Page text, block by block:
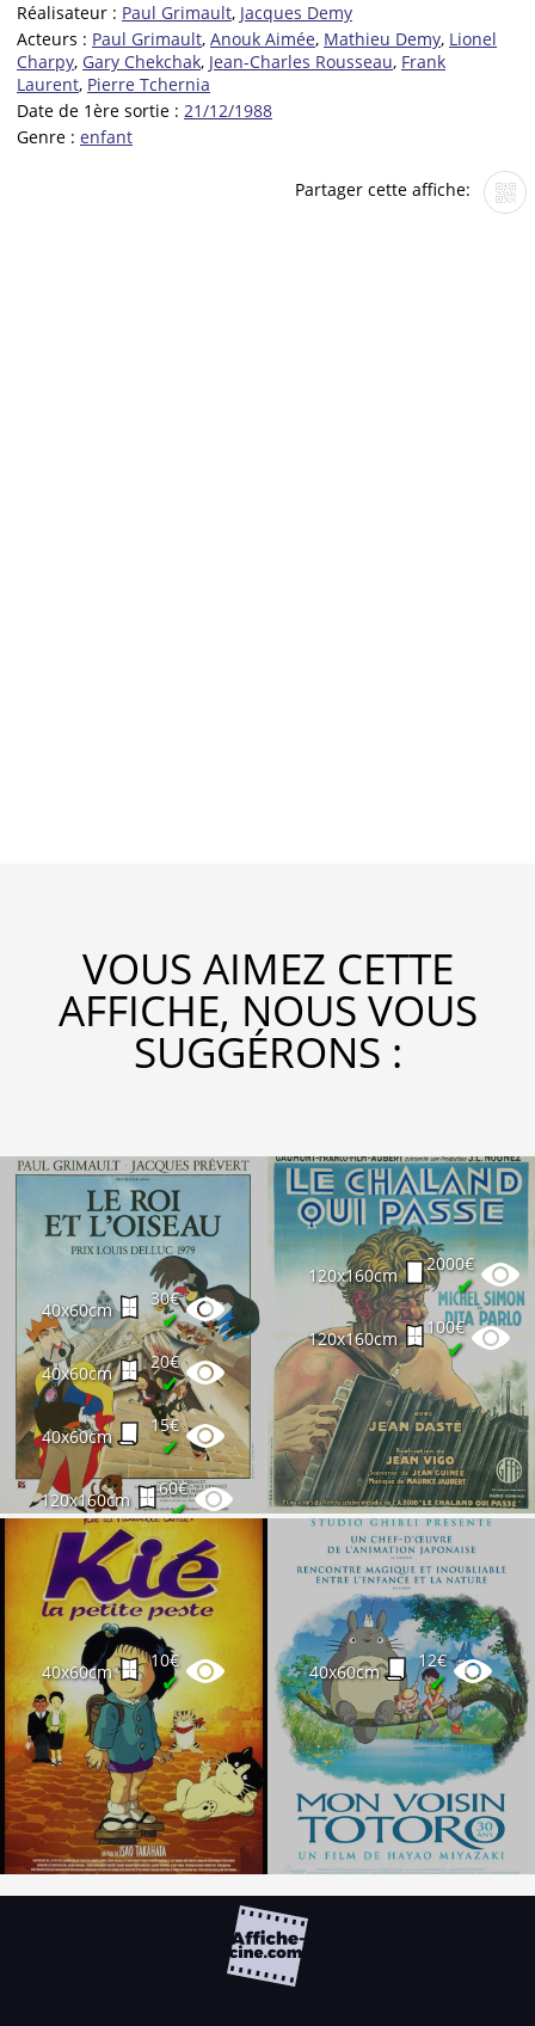
Réalisateur : Paul Grimault, Jacques Demy
Acteurs : Paul Grimault, Anouk Aimée, Mathieu Demy, Lionel
Charpy, Gary Chekchak, Jean-Charles Rousseau, Frank
Laurent, Pierre Tchernia
Date de 1ère sortie : 21/12/1988
Genre : enfant
Partager cette affiche:
VOUS AIMEZ CETTE
AFFICHE, NOUS VOUS
SUGGÉRONS :
40x60cm
30€
✔
40x60cm
20€
✔
40x60cm
15€
✔
120x160cm
60€
✔
120x160cm
2000€
✔
120x160cm
100€
✔
40x60cm
10€
✔ 40x60cm
12€
✔